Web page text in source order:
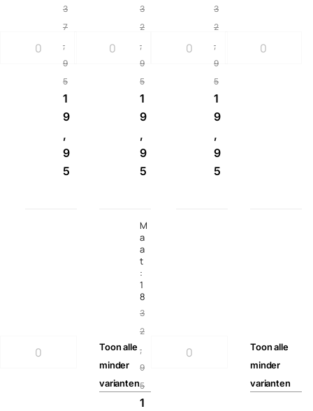
3
7
,
9
5
1
9
,
9
5
Toonalle
minder
varianten
3
2
,
9
5
1
9
,
9
5
3
2
,
9
5
1
9
,
9
5
M
a
a
t
:
1
8
3
2
,
9
5
1
Toonalle
minder
varianten